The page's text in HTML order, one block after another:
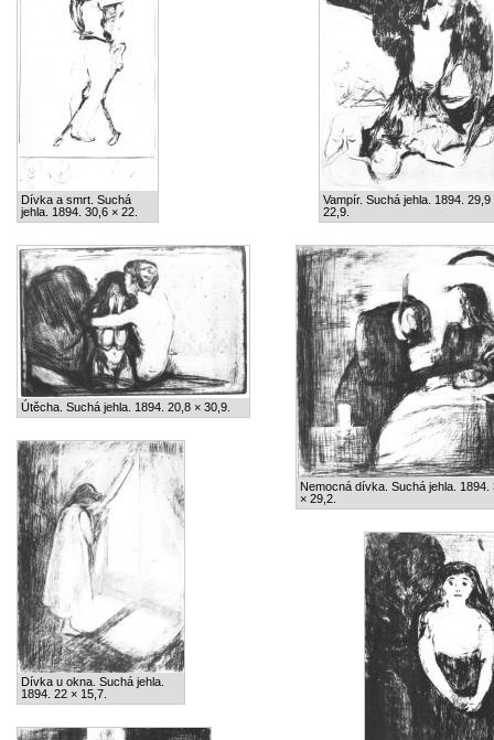
Dívka a smrt. Suchá
jehla. 1894. 30,6 × 22.
Vampír. Suchá jehla. 1894. 29,9
22,9.
Útěcha. Suchá jehla. 1894. 20,8 × 30,9.
Nemocná dívka. Suchá jehla. 1894.
× 29,2.
Dívka u okna. Suchá jehla.
1894. 22 × 15,7.